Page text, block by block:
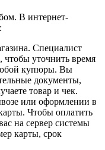
В интернет-
Специалист
чтобы уточнить время
купюры. Вы
документы,
товар и чек.
или оформлении в
Чтобы оплатить
на сервер системы
карты, срок